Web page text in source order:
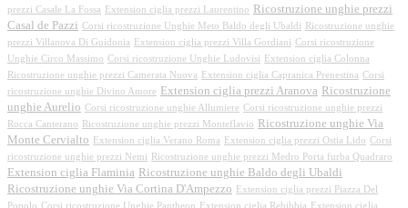
prezzi Casale La Fossa
Extension ciglia prezzi Laurentino
Ricostruzione unghie prezzi
Casal de Pazzi Corsi ricostruzione Unghie Meto Baldo degli Ubaldi
Ricostruzione unghie
prezzi Villanova Di Guidonia
Extension ciglia prezzi Villa Gordiani Corsi ricostruzione
Unghie Circo Massimo Corsi ricostruzione Unghie Ludovisi
Extension ciglia Colonna
Ricostruzione unghie prezzi Camerata Nuova
Extension ciglia Capranica Prenestina Corsi
ricostruzione unghie Divino Amore
Extension ciglia prezzi Aranova Ricostruzione
unghie Aurelio Corsi ricostruzione unghie Allumiere Corsi ricostruzione unghie prezzi
Rocca Canterano
Ricostruzione unghie prezzi Monteflavio
Ricostruzione unghie Via
Monte Cervialto
Extension ciglia Verano Roma Extension ciglia prezzi Ostia Lido Corsi
ricostruzione unghie prezzi Nemi
Ricostruzione unghie prezzi Medro Porta furba Quadraro
Extension ciglia Flaminia Ricostruzione unghie Baldo degli Ubaldi
Ricostruzione unghie Via Cortina D'Ampezzo
Extension ciglia prezzi Piazza Del